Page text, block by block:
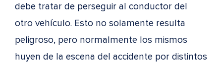
debe tratar de perseguir al conductor del
otro vehículo. Esto no solamente resulta
peligroso, pero normalmente los mismos
huyen de la escena del accidente por distintos